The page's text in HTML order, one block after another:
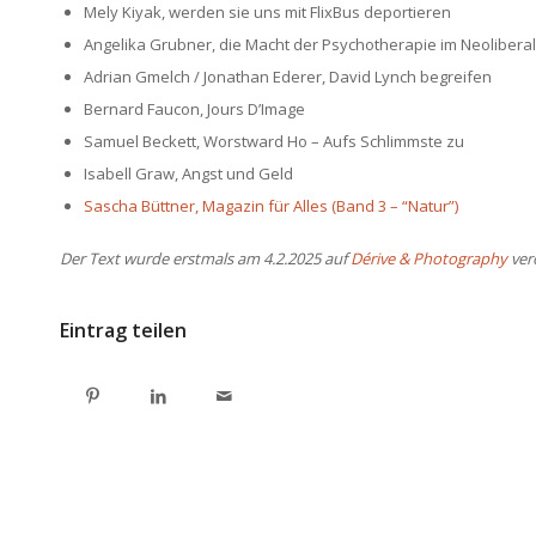
Mely Kiyak, werden sie uns mit FlixBus deportieren
Angelika Grubner, die Macht der Psychotherapie im
Adrian Gmelch / Jonathan Ederer, David Lynch begreifen
Bernard Faucon, Jours D’Image
Samuel Beckett, Worstward Ho – Aufs Schlimmste zu
Isabell Graw, Angst und Geld
Sascha Büttner, Magazin für Alles (Band 3 – “Natur”)
Der Text wurde erstmals am 4.2.2025 aufDérive & Photography
Eintrag teilen